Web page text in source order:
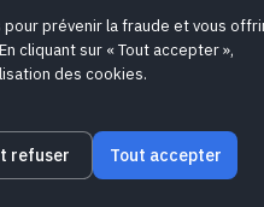
fait un don ponctuel
prévenir la fraude et vous
cliquant sur « Tout accepter »,
des cookies.
refuser Tout accepter